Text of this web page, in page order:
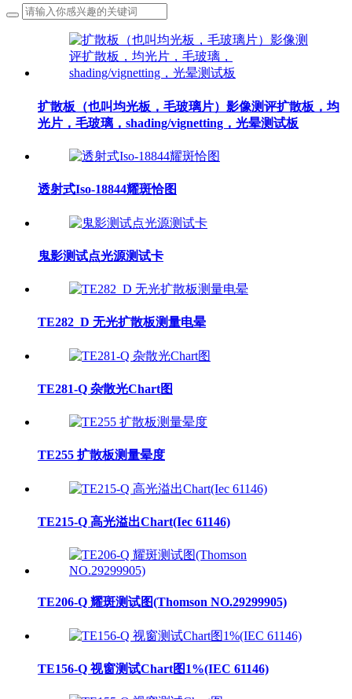
扩散板（也叫均光板，毛玻璃片）影像测评扩散板，均
光片，毛玻璃，shading/vignetting，光晕测试板
透射式Iso-18844耀斑恰图
鬼影测试点光源测试卡
TE282_D 无光扩散板测量电晕
TE281-Q 杂散光Chart图
TE255 扩散板测量晕度
TE215-Q 高光溢出Chart(Iec 61146)
TE206-Q 耀斑测试图(Thomson NO.29299905)
TE156-Q 视窗测试Chart图1%(IEC 61146)